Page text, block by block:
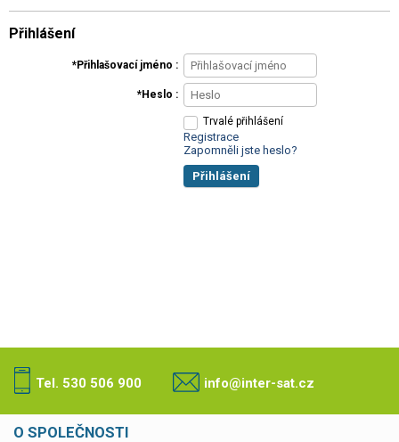
Přihlášení
Přihlašovací jméno
Heslo
Trvalé přihlášení
Registrace
Zapomněli jste heslo?
Přihlášení
Tel. 530 506 900 info@inter-sat.cz
O SPOLEČNOSTI